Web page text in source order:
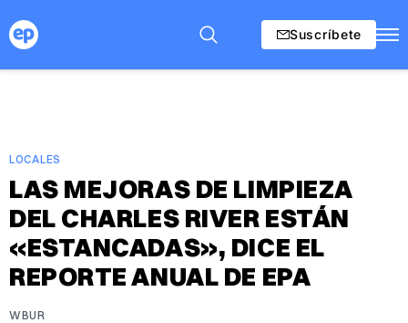
Suscríbete
LOCALES
LAS MEJORAS DE LIMPIEZA
DEL CHARLES RIVER ESTÁN
«ESTANCADAS», DICE EL
REPORTE ANUAL DE EPA
WBUR